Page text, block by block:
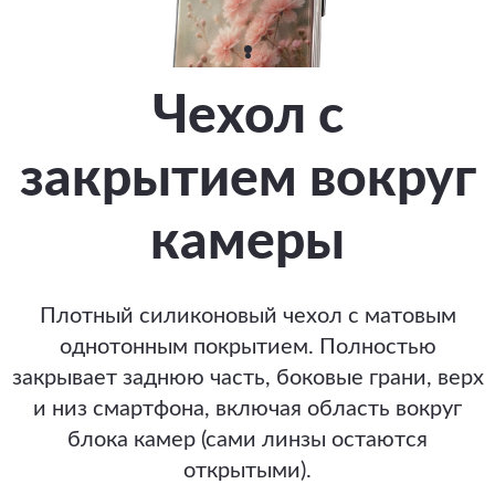
Чехол с
закрытием вокруг
камеры
Плотный силиконовый чехол с матовым
однотонным покрытием. Полностью
закрывает заднюю часть, боковые грани, верх
и низ смартфона, включая область вокруг
блока камер (сами линзы остаются
открытыми).